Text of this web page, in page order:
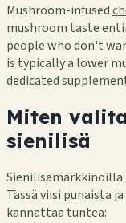
Mushroom-infused
mushroom taste
people who don't
is typically a lower
dedicated
Miten
sienilisä
Tässä viisi punaista
kannattaa tuntea: